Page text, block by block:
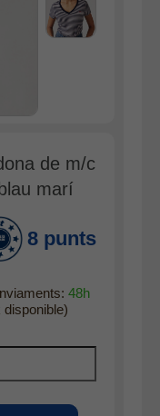
de m/c
marí
8 punts
48h